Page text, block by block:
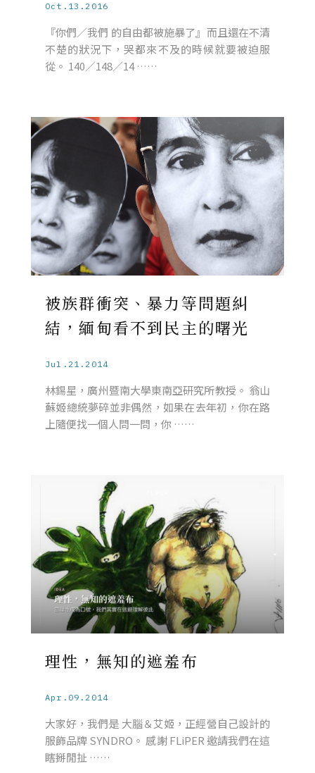
Oct.13.2016
『你們／我們 的自由都被施暴了』而且還在不清
不楚的狀況下，哭都來不及的時候就要被迫服
從。 140／148／14 ……
被族群衝突、暴力等問題糾
結，緬甸看不到民主的曙光
Jul.21.2014
林錫星，廣州暨南大學東南亞研究所教授。 翁山
蘇姬總統夢碎並非偶然，如果在去年初，你在路
上隨便找一個人問一問，你 ……
理性，無知的遮羞布
Apr.09.2014
大家好，我們是 大腦＆艾姬，正經營自己設計的
服飾品牌 SYNDRO。 感謝 FLiPER 邀請我們在這
瞎掰閒扯 ……